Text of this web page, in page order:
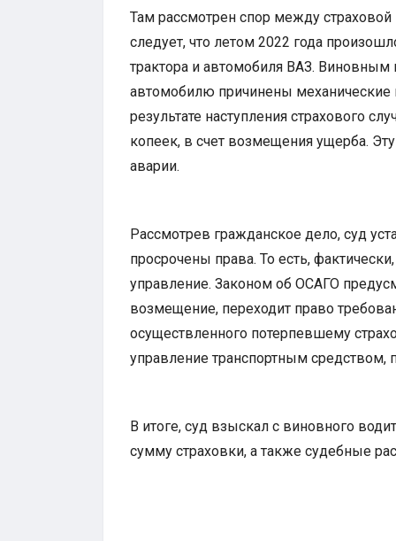
Там рассмотрен спор между страховой
следует, что летом 2022 года
трактора и автомобиля ВАЗ. Виновным
автомобилю причинены механические
результате наступления страхового
копеек, в счет возмещения ущерба.
аварии.
Рассмотрев гражданское дело, суд
просрочены права. То есть,
управление. Законом об ОСАГО
возмещение, переходит право
осуществленного потерпевшему
управление транспортным средством,
В итоге, суд взыскал с виновного
сумму страховки, а также судебные